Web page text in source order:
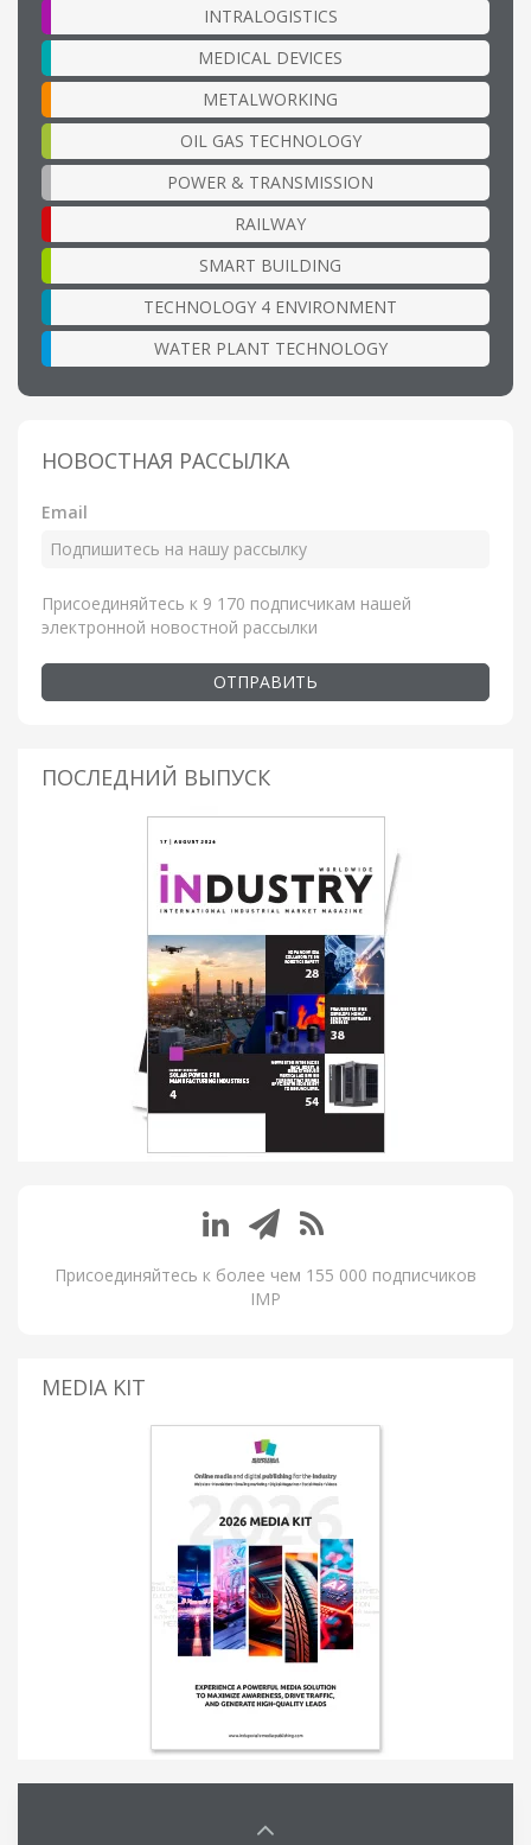
INTRALOGISTICS
MEDICAL DEVICES
METALWORKING
OIL GAS TECHNOLOGY
POWER & TRANSMISSION
RAILWAY
SMART BUILDING
TECHNOLOGY 4 ENVIRONMENT
WATER PLANT TECHNOLOGY
НОВОСТНАЯ РАССЫЛКА
Email
Присоединяйтесь к 9 170 подписчикам нашей
электронной новостной рассылки
ОТПРАВИТЬ
ПОСЛЕДНИЙ ВЫПУСК
Присоединяйтесь к более чем 155 000 подписчиков
IMP
MEDIA KIT